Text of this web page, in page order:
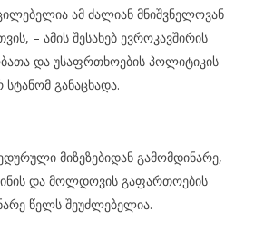
ამ ძალიან მნიშვნელოვან
– ამის შესახებ ევროკავშირის
და უსაფრთხოების პოლიტიკის
სტანომ განაცხადა.
მიზეზებიდან გამომდინარე,
და მოლდოვის გაფართოების
წელს შეუძლებელია.